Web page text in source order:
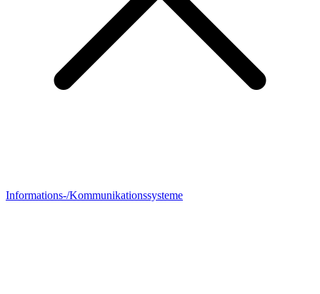
Informations-/Kommunikationssysteme